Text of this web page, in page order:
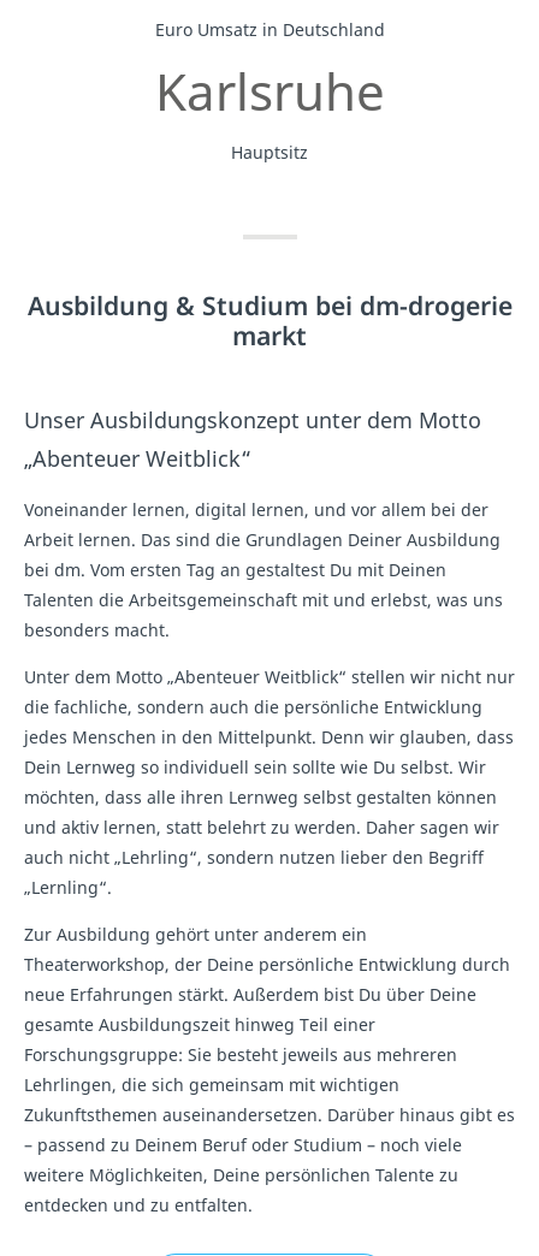
Euro Umsatz in Deutschland
Karlsruhe
Hauptsitz
Ausbildung & Studium bei dm-drogerie
markt
Unser Ausbildungskonzept unter dem Motto
„Abenteuer Weitblick“
Voneinander lernen, digital lernen, und vor allem bei der
Arbeit lernen. Das sind die Grundlagen Deiner Ausbildung
bei dm. Vom ersten Tag an gestaltest Du mit Deinen
Talenten die Arbeitsgemeinschaft mit und erlebst, was uns
besonders macht.
Unter dem Motto „Abenteuer Weitblick“ stellen wir nicht nur
die fachliche, sondern auch die persönliche Entwicklung
jedes Menschen in den Mittelpunkt. Denn wir glauben, dass
Dein Lernweg so individuell sein sollte wie Du selbst. Wir
möchten, dass alle ihren Lernweg selbst gestalten können
und aktiv lernen, statt belehrt zu werden. Daher sagen wir
auch nicht „Lehrling“, sondern nutzen lieber den Begriff
„Lernling“.
Zur Ausbildung gehört unter anderem ein
Theaterworkshop, der Deine persönliche Entwicklung durch
neue Erfahrungen stärkt. Außerdem bist Du über Deine
gesamte Ausbildungszeit hinweg Teil einer
Forschungsgruppe: Sie besteht jeweils aus mehreren
Lehrlingen, die sich gemeinsam mit wichtigen
Zukunftsthemen auseinandersetzen. Darüber hinaus gibt es
– passend zu Deinem Beruf oder Studium – noch viele
weitere Möglichkeiten, Deine persönlichen Talente zu
entdecken und zu entfalten.